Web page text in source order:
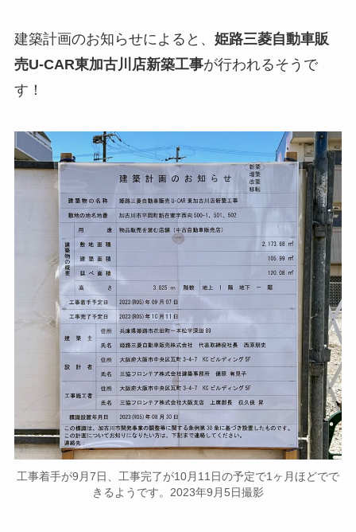
建築計画のお知らせによると、 姫路三菱自動車販
売U-CAR東加古川店新築工事が行われるそうで
す！
工事着手が9月7日、工事完了が10月11日の予定で1ヶ月ほどでで
きるようです。2023年9月5日撮影